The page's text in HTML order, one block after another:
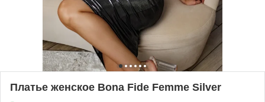
Платье женское Bona Fide Femme Silver